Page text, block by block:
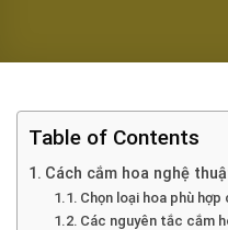
Table of Contents
Cách cắm hoa nghệ
Chọn loại hoa phù hợp
Các nguyên tắc cắm